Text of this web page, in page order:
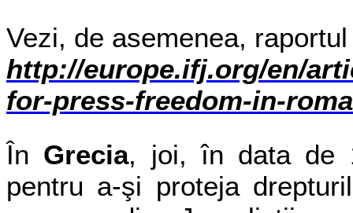
Vezi, de asemenea,
http://europe.ifj.org/en/
for-press-freedom-in-
În Grecia, joi, în data de
pentru a-şi proteja